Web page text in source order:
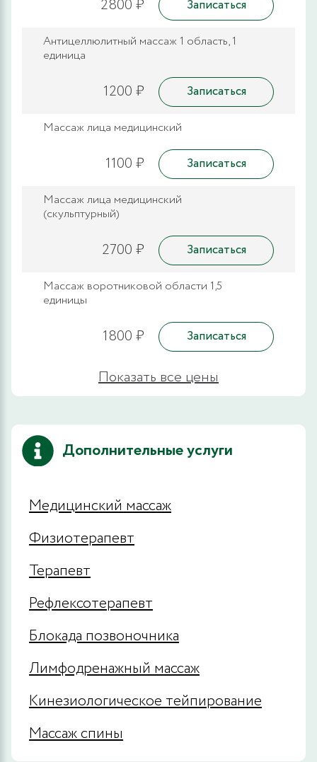
2800 ₽ Записаться
Антицеллюлитный массаж 1 область, 1
единица
1200 ₽ Записаться
Массаж лица медицинский
1100 ₽ Записаться
Массаж лица медицинский
(скульптурный)
2700 ₽ Записаться
Массаж воротниковой области 1,5
единицы
1800 ₽ Записаться
Показать все цены
Дополнительные услуги
Медицинский массаж
Физиотерапевт
Терапевт
Рефлексотерапевт
Блокада позвоночника
Лимфодренажный массаж
Кинезиологическое тейпирование
Массаж спины